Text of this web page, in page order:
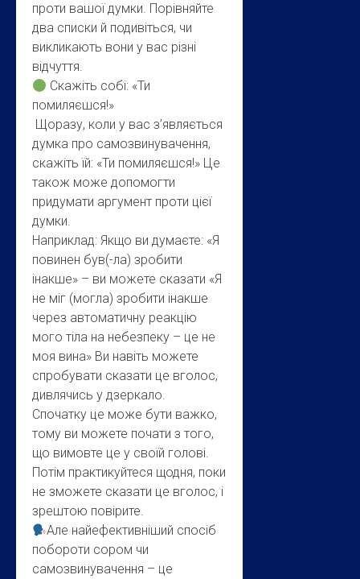
проти вашої думки. Порівняйте
два списки й подивіться, чи
викликають вони у вас різні
відчуття.
Скажіть собі: «Ти
помиляєшся!»
Щоразу, коли у вас з’являється
думка про самозвинувачення,
скажіть їй: «Ти помиляєшся!» Це
також може допомогти
придумати аргумент проти цієї
думки.
Наприклад: Якщо ви думаєте: «Я
повинен був(-ла) зробити
інакше» – ви можете сказати «Я
не міг (могла) зробити інакше
через автоматичну реакцію
мого тіла на небезпеку – це не
моя вина» Ви навіть можете
спробувати сказати це вголос,
дивлячись у дзеркало.
Спочатку це може бути важко,
тому ви можете почати з того,
що вимовте це у своїй голові.
Потім практикуйтеся щодня, поки
не зможете сказати це вголос, і
зрештою повірите.
Але найефективніший спосіб
побороти сором чи
самозвинувачення – це